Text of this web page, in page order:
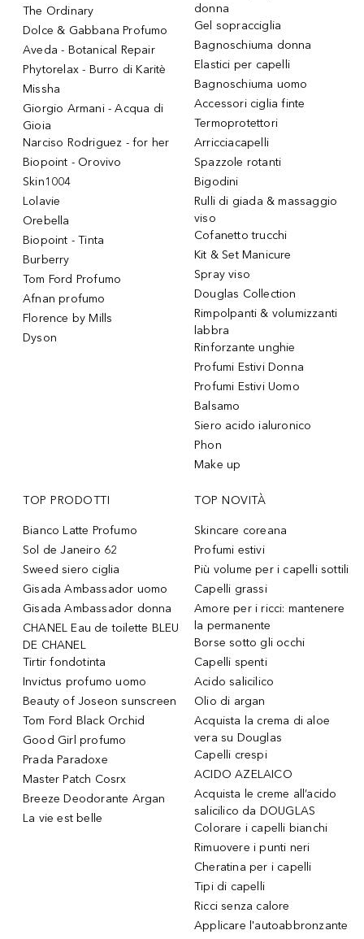
The Ordinary
Dolce & Gabbana Profumo
Aveda - Botanical Repair
Phytorelax - Burro di Karitè
Missha
Giorgio Armani - Acqua di
Gioia
Narciso Rodriguez - for her
Biopoint - Orovivo
Skin1004
Lolavie
Orebella
Biopoint - Tinta
Burberry
Tom Ford Profumo
Afnan profumo
Florence by Mills
Dyson
donna
Gel sopracciglia
Bagnoschiuma donna
Elastici per capelli
Bagnoschiuma uomo
Accessori ciglia finte
Termoprotettori
Arricciacapelli
Spazzole rotanti
Bigodini
Rulli di giada & massaggio
viso
Cofanetto trucchi
Kit & Set Manicure
Spray viso
Douglas Collection
Rimpolpanti & volumizzanti
labbra
Rinforzante unghie
Profumi Estivi Donna
Profumi Estivi Uomo
Balsamo
Siero acido ialuronico
Phon
Make up
TOP PRODOTTI
Bianco Latte Profumo
Sol de Janeiro 62
Sweed siero ciglia
Gisada Ambassador uomo
Gisada Ambassador donna
CHANEL Eau de toilette BLEU
DE CHANEL
Tirtir fondotinta
Invictus profumo uomo
Beauty of Joseon sunscreen
Tom Ford Black Orchid
Good Girl profumo
Prada Paradoxe
Master Patch Cosrx
Breeze Deodorante Argan
La vie est belle
TOP NOVITÀ
Skincare coreana
Profumi estivi
Più volume per i capelli sottili
Capelli grassi
Amore per i ricci: mantenere
la permanente
Borse sotto gli occhi
Capelli spenti
Acido salicilico
Olio di argan
Acquista la crema di aloe
vera su Douglas
Capelli crespi
ACIDO AZELAICO
Acquista le creme all’acido
salicilico da DOUGLAS
Colorare i capelli bianchi
Rimuovere i punti neri
Cheratina per i capelli
Tipi di capelli
Ricci senza calore
Applicare l'autoabbronzante